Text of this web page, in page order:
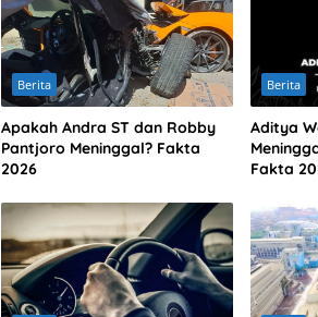
Berita
Apakah Andra ST dan Robby
Pantjoro Meninggal? Fakta
2026
Berita
Aditya
Fakta